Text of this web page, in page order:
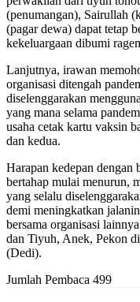
(penumangan), Sairullah
(pagar dewa) dapat tetap
kekeluargaan dibumi
Lanjutnya, irawan
organisasi ditengah
diselenggarakan
yang mana selama
usaha cetak kartu vaksin
dan kedua.
Harapan kedepan
bertahap mulai menurun,
yang selalu
demi meningkatkan
bersama organisasi
dan Tiyuh, Anek, Pekon
(Dedi).
Jumlah Pembaca 499